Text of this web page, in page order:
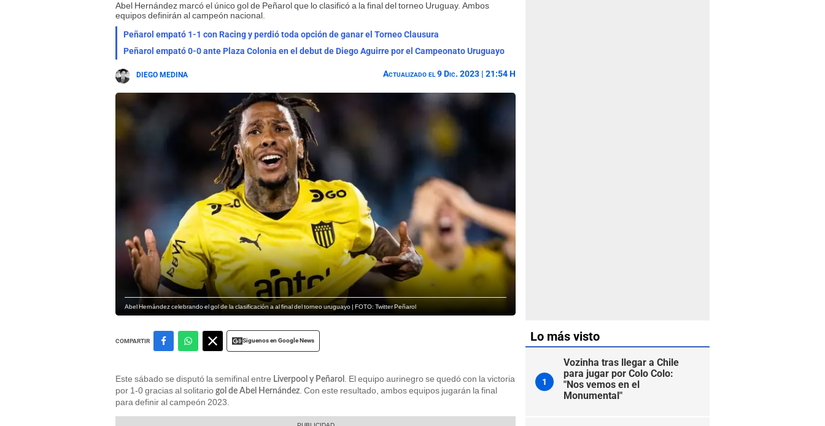
Abel Hernández marcó el único gol de Peñarol que lo clasificó a la final del torneo Uruguay. Ambos
equipos definirán al campeón nacional.
Peñarol empató 1-1 con Racing y perdió toda opción de ganar el Torneo Clausura
Peñarol empató 0-0 ante Plaza Colonia en el debut de Diego Aguirre por el Campeonato Uruguayo
DIEGO MEDINA Actualizado el 9 Dic. 2023 | 21:54 H
Abel Hernández celebrando el gol de la clasificación a al final del torneo uruguayo | FOTO: Twitter Peñarol
COMPARTIR Siguenos en Google News
Este sábado se disputó la semifinal entre Liverpool y Peñarol
. El equipo aurinegro se quedó con la victoria
por 1-0 gracias al solitario gol de Abel Hernández . Con este resultado, ambos equipos jugarán la final
para definir al campeón 2023.
Lo más visto
1
Vozinha tras llegar a Chile
para jugar por Colo Colo:
"Nos vemos en el
Monumental"